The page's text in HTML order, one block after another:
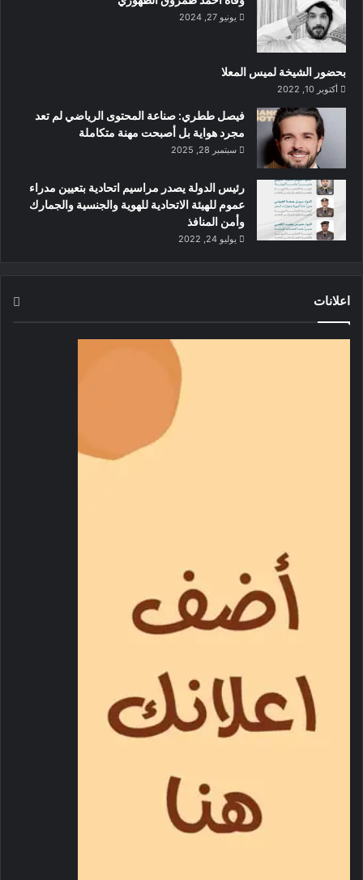
يونيو 27, 2024
بحضور الشيخة لميس المعلا
أكتوبر 10, 2022
‏فيصل ططري: صناعة المحتوى الرياضي لم تعد
مجرد هواية بل أصبحت مهنة متكاملة
سبتمبر 28, 2025
رئيس الدولة يصدر مراسيم اتحادية بتعيين مدراء
عموم للهيئة الاتحادية للهوية والجنسية والجمارك
وأمن المنافذ
يوليو 24, 2022
اعلانات